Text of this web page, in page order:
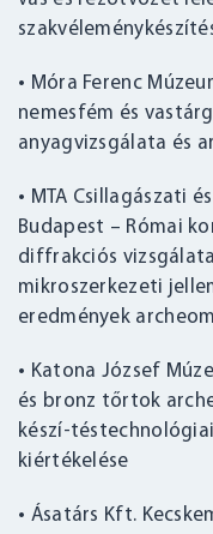
• Móra Ferenc
nemesfém és
anyagvizsgálata és
• MTA Csillagászati
Budapest – Római
diffrakciós
mikroszerkezeti
eredmények
• Katona József
és bronz tőrtok
készí-
kiértékelése
• Ásatárs Kft.